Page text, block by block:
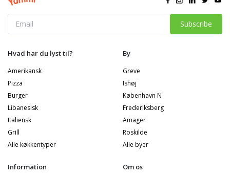
Subscribe
Hvad har du lyst til?
Amerikansk
Pizza
Burger
Libanesisk
Italiensk
Grill
Alle køkkentyper
By
Greve
Ishøj
København N
Frederiksberg
Amager
Roskilde
Alle byer
Information Om os